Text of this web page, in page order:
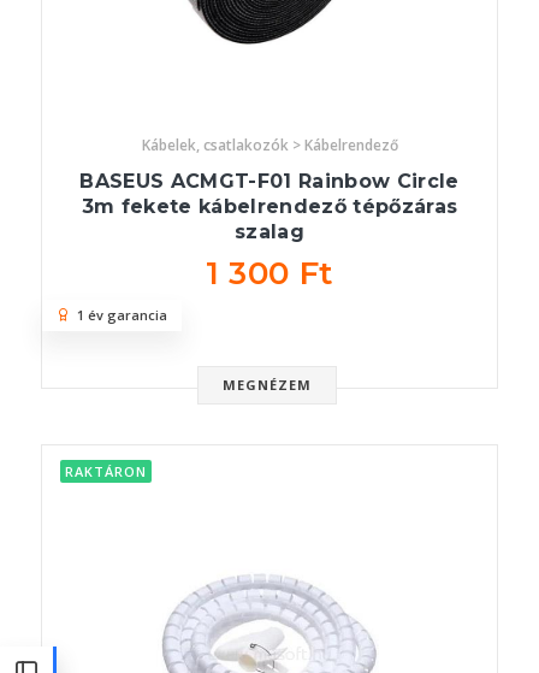
Kábelek, csatlakozók > Kábelrendező
BASEUS ACMGT-F01 Rainbow Circle
3m fekete kábelrendező tépőzáras
szalag
1 300 Ft
MEGNÉZEM
1 év garancia
RAKTÁRON